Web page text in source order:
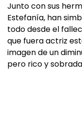
Junto con sus
Estefanía, han
todo desde el
que fuera actriz
imagen de un
pero rico y